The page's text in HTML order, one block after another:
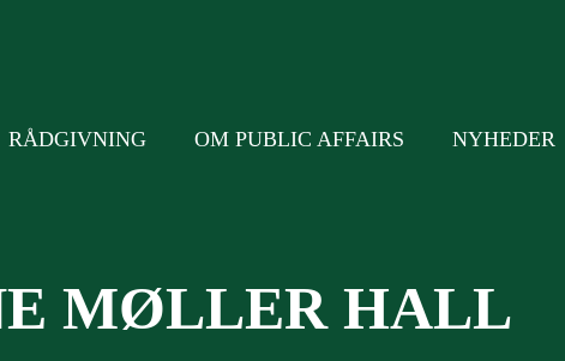
RÅDGIVNING OM PUBLIC AFFAIRS NYHEDER
MØLLER HALL